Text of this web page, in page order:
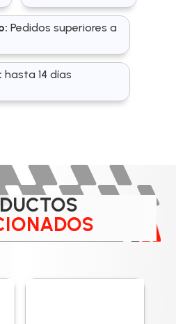
Pedidos superiores a
hasta 14 días